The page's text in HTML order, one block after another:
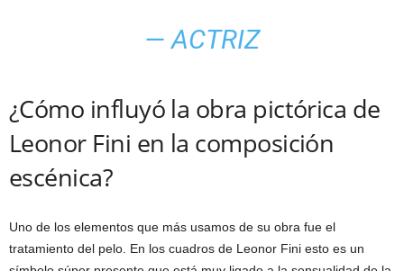
— ACTRIZ
¿Cómo influyó la obra pictórica de
Leonor Fini en la composición
escénica?
Uno de los elementos que más usamos de su obra fue el
tratamiento del pelo. En los cuadros de Leonor Fini esto es un